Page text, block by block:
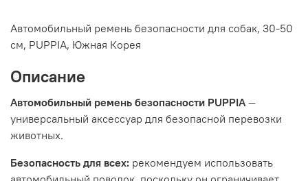
Автомобильный ремень безопасности для собак, 30-50
см, PUPPIA, Южная Корея
Описание
Автомобильный ремень безопасности PUPPIA —
универсальный аксессуар для безопасной перевозки
животных.
Безопасность для всех: рекомендуем использовать